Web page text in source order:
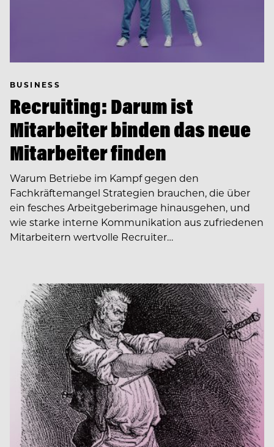
BUSINESS
Recruiting: Darum ist
Mitarbeiter binden das neue
Mitarbeiter finden
Warum Betriebe im Kampf gegen den
Fachkräftemangel Strategien brauchen, die über
ein fesches Arbeitgeberimage hinausgehen, und
wie starke interne Kommunikation aus zufriedenen
Mitarbeitern wertvolle Recruiter…